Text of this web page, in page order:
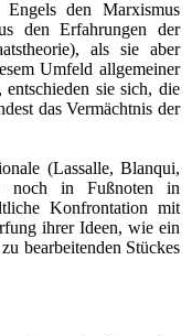
den Marxismus
den Erfahrungen der
als sie aber
Umfeld allgemeiner
sie sich, die
das Vermächtnis der
(Lassalle, Blanqui,
noch in Fußnoten in
Konfrontation mit
ihrer Ideen, wie ein
bearbeitenden Stückes